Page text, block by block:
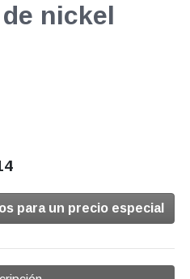
nickel
para un precio especial